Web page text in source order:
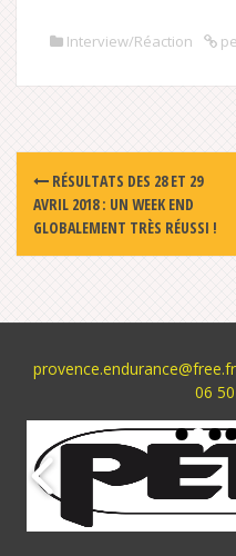
Interview/Réaction
Post
navigation
RÉSULTATS DES 28 ET 29
AVRIL 2018 : UN WEEK END
GLOBALEMENT TRÈS RÉUSSI !
provence.endurance@free.fr
06